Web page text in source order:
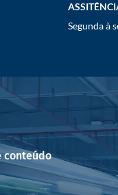
Segunda à
conteúdo